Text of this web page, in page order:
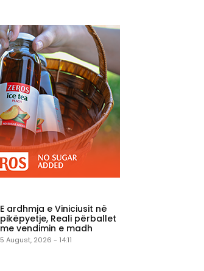
E ardhmja e Viniciusit në
pikëpyetje, Reali përballet
me vendimin e madh
5 August, 2026 - 14:11